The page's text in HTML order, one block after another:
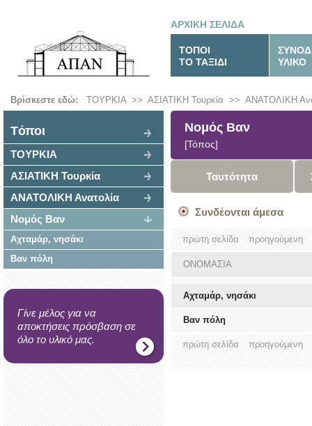
ΑΡΧΙΚΗ ΣΕΛΙΔΑ
ΤΟΠΟΙ
ΤΟ ΤΑΞΙΔΙ
ΥΛΙΚΟ
Βρίσκεστε εδώ: ΤΟΥΡΚΙΑ>> ΑΣΙΑΤΙΚΗ Τουρκία >> ΑΝΑΤΟΛΙΚΗ
Tόποι
ΤΟΥΡΚΙΑ
ΑΣΙΑΤΙΚΗ Τουρκία
ΑΝΑΤΟΛΙΚΗ Ανατολία
Νομός Βαν
Αχταμάρ, νησάκι
Βαν πόλη
Γίνε μέλος για να
αποκτήσεις πρόσβαση σε
όλο το υλικό μας.
Νομός Βαν
[Τόπος]
Ταυτότητα
Συνδέονται άμεσα
πρώτη σελίδα προηγούμενη
ΟΝΟΜΑΣΙΑ
Αχταμάρ, νησάκι
Βαν πόλη
πρώτη σελίδα προηγούμενη